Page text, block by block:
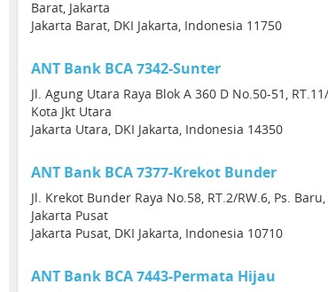
Barat, Jakarta
Jakarta Barat, DKI Jakarta, Indonesia 11750
ANT Bank BCA 7342-Sunter
Jl. Agung Utara Raya Blok A 360 D No.50-51,
Kota Jkt Utara
Jakarta Utara, DKI Jakarta, Indonesia 14350
ANT Bank BCA 7377-Krekot Bunder
Jl. Krekot Bunder Raya No.58, RT.2/RW.6, Ps.
Jakarta Pusat
Jakarta Pusat, DKI Jakarta, Indonesia 10710
ANT Bank BCA 7443-Permata Hijau